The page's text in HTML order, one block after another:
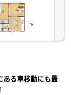
ある車移動にも最